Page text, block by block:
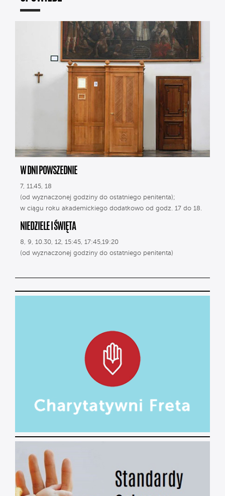
W DNI POWSZEDNIE
7, 11.45, 18
(od wyznaczonej godziny do ostatniego penitenta);
w ciągu roku akademickiego dodatkowo od godz. 17 do 18.
NIEDZIELE I ŚWIĘTA
8, 9, 10.30, 12, 15:45, 17:45,19:20
(od wyznaczonej godziny do ostatniego penitenta)